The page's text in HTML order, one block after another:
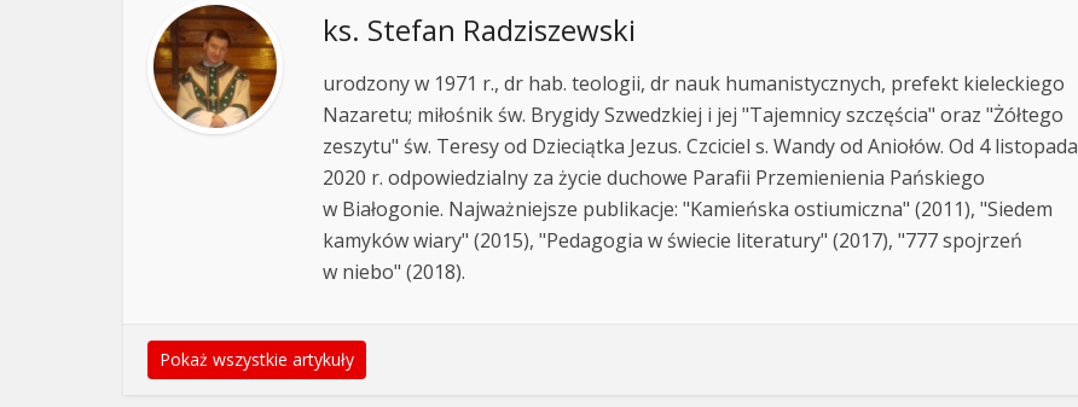
ks. Stefan Radziszewski
urodzony w 1971 r., dr hab. teologii, dr nauk humanistycznych, prefekt kieleckiego
Nazaretu; miłośnik św. Brygidy Szwedzkiej i jej "Tajemnicy szczęścia" oraz "Żółtego
zeszytu" św. Teresy od Dzieciątka Jezus. Czciciel s. Wandy od Aniołów. Od 4 listopada
2020 r. odpowiedzialny za życie duchowe Parafii Przemienienia Pańskiego
w Białogonie. Najważniejsze publikacje: "Kamieńska ostiumiczna" (2011), "Siedem
kamyków wiary" (2015), "Pedagogia w świecie literatury" (2017), "777 spojrzeń
w niebo" (2018).
Pokaż wszystkie artykuły